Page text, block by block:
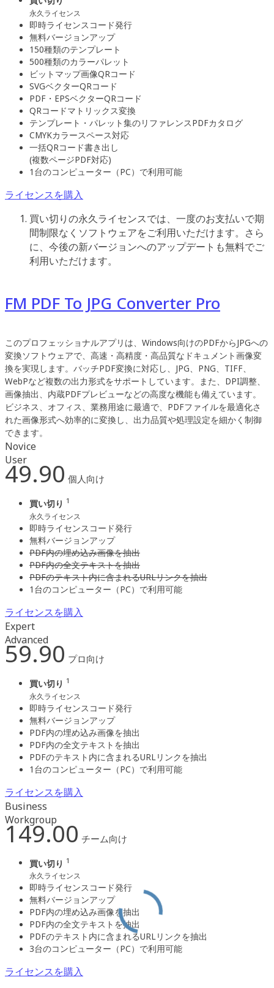
永久ライセンス
即時ライセンスコード発行
無料バージョンアップ
150種類のテンプレート
500種類のカラーパレット
ビットマップ画像QRコード
SVGベクターQRコード
PDF・EPSベクターQRコード
QRコードマトリックス変換
テンプレート・パレット集のリファレンスPDFカタログ
CMYKカラースペース対応
一括QRコード書き出し
(複数ページPDF対応)
1台のコンピューター（PC）で利用可能
ライセンスを購入
買い切りの永久ライセンスでは、一度のお支払いで期
間制限なくソフトウェアをご利用いただけます。さら
に、今後の新バージョンへのアップデートも無料でご
利用いただけます。
FM PDF To JPG Converter Pro
このプロフェッショナルアプリは、Windows向けのPDFからJPGへの
変換ソフトウェアで、高速・高精度・高品質なドキュメント画像変
換を実現します。バッチPDF変換に対応し、JPG、PNG、TIFF、
WebPなど複数の出力形式をサポートしています。また、DPI調整、
画像抽出、内蔵PDFプレビューなどの高度な機能も備えています。
ビジネス、オフィス、業務用途に最適で、PDFファイルを最適化さ
れた画像形式へ効率的に変換し、出力品質や処理設定を細かく制御
できます。
Novice
User
49.90 個人向け
買い切り 1
永久ライセンス
即時ライセンスコード発行
無料バージョンアップ
PDF内の埋め込み画像を抽出
PDF内の全文テキストを抽出
PDFのテキスト内に含まれるURLリンクを抽出
1台のコンピューター（PC）で利用可能
ライセンスを購入
Expert
Advanced
59.90 プロ向け
買い切り 1
永久ライセンス
即時ライセンスコード発行
無料バージョンアップ
PDF内の埋め込み画像を抽出
PDF内の全文テキストを抽出
PDFのテキスト内に含まれるURLリンクを抽出
1台のコンピューター（PC）で利用可能
ライセンスを購入
Business
Workgroup
149.00 チーム向け
買い切り 1
永久ライセンス
即時ライセンスコード発行
無料バージョンアップ
PDF内の埋め込み画像を抽出
PDF内の全文テキストを抽出
PDFのテキスト内に含まれるURLリンクを抽出
3台のコンピューター（PC）で利用可能
ライセンスを購入